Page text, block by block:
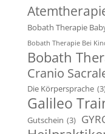
Bobath Therapie
Bobath Therapie Bei
Bobath
Cranio
Die Körpersprache
Galileo
Gutschein (3)